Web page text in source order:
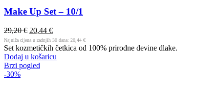
Make Up Set – 10/1
29,20€ 20,44 €
Najniža cijena u zadnjih 30 dana: 20,44 €
Set kozmetičkih četkica od 100% prirodne devine dlake.
Dodaj u košaricu
Brzi pogled
-30%